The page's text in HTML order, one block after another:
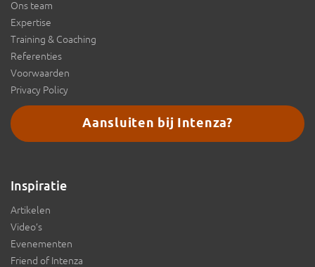
Ons team
Expertise
Training & Coaching
Referenties
Voorwaarden
Privacy Policy
Aansluiten bij Intenza?
Inspiratie
Artikelen
Video’s
Evenementen
Friend of Intenza